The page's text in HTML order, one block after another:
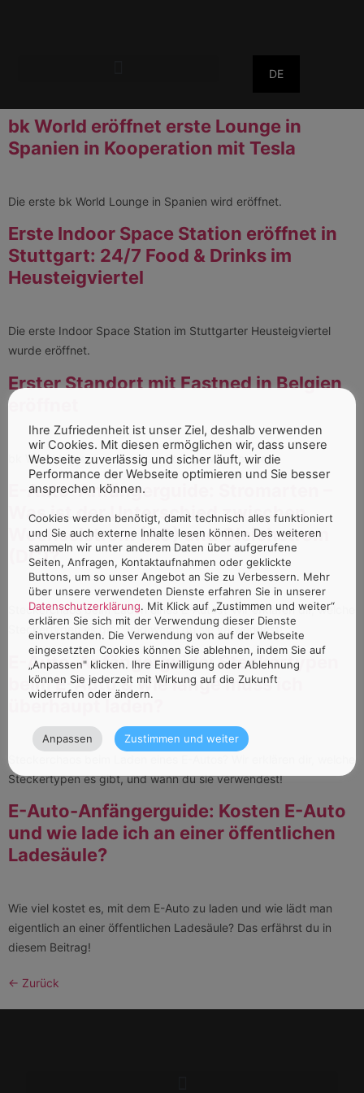
DE
bk World eröffnet erste Lounge in
Spanien in Kooperation mit Tesla
Die erste bk World Lounge in Spanien wird eröffnet.
Erste Indoor Space Station eröffnet in
Stuttgart: 24/7 Food & Drinks im
Heusteigviertel
Die erste Indoor Space Station im Stuttgarter Heusteigviertel
wurde eröffnet.
Erster Standort mit Fastned in Belgien
eröffnet
bk World betreut nun weitere Lounge von Fastned.
E-Auto-Anfängerguide: Stromarten –
Was ist der Unterschied zwischen
Wechselstrom (AC) und Gleichstrom
(DC)?
Steckerchaos beim Laden eines E-Autos? Wir erklären dir, welche
Steckertypen es gibt, und wann du sie verwendest!
E-Auto-Anfängerguide: Steckertypen
beim E-Auto & wie lange muss ich
Steckerchaos beim Laden eines E-Autos? Wir erklären dir, welche
Steckertypen es gibt, und wann du sie verwendest!
E-Auto-Anfängerguide: Kosten E-Auto
und wie lade ich an einer öffentlichen
Ladesäule?
Wie viel kostet es, mit dem E-Auto zu laden und wie lädt man
eigentlich an einer öffentlichen Ladesäule? Das erfährst du in
diesem Beitrag!
← Zurück
Ihre Zufriedenheit ist unser Ziel, deshalb verwenden
wir Cookies. Mit diesen ermöglichen wir, dass unsere
Webseite zuverlässig und sicher läuft, wir die
Performance der Webseite optimieren und Sie besser
ansprechen können.
Cookies werden benötigt, damit technisch alles funktioniert
und Sie auch externe Inhalte lesen können. Des weiteren
sammeln wir unter anderem Daten über aufgerufene
Seiten, Anfragen, Kontaktaufnahmen oder geklickte
Buttons, um so unser Angebot an Sie zu Verbessern. Mehr
über unsere verwendeten Dienste erfahren Sie in unserer
Datenschutzerklärung. Mit Klick auf „Zustimmen und weiter“
erklären Sie sich mit der Verwendung dieser Dienste
einverstanden. Die Verwendung von auf der Webseite
eingesetzten Cookies können Sie ablehnen, indem Sie auf
„Anpassen" klicken. Ihre Einwilligung oder Ablehnung
können Sie jederzeit mit Wirkung auf die Zukunft
widerrufen oder ändern.
Anpassen Zustimmen und weiter